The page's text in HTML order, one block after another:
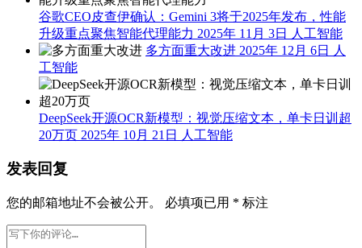
谷歌CEO皮查伊确认：Gemini 3将于2025年发布，性能
升级重点聚焦智能代理能力 2025年 11月 3日
人工智能
多方面重大改进 2025年 12月 6日
人
工智能
DeepSeek开源OCR新模型：视觉压缩文本，单卡日训超
20万页 2025年 10月 21日 人工智能
发表回复
您的邮箱地址不会被公开。 必填项已用 * 标注